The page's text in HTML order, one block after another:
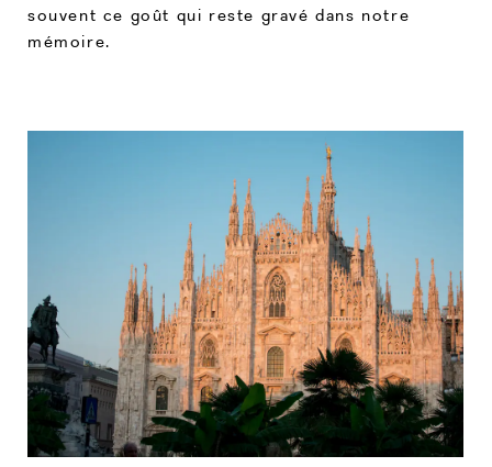
souvent ce goût qui reste gravé dans notre
mémoire.